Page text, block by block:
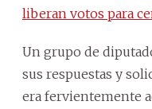
liberan votos para
Un grupo de
sus respuestas y
era fervientemente